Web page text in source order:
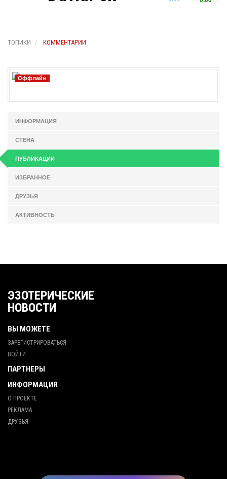
ТОПИКИ КОММЕНТАРИИ
Оффлайн
ИНФОРМАЦИЯ
СТЕНА
ПУБЛИКАЦИИ
ИЗБРАННОЕ
ДРУЗЬЯ
АКТИВНОСТЬ
ЭЗОТЕРИЧЕСКИЕ
НОВОСТИ
ВЫ МОЖЕТЕ
ЗАРЕГИСТРИРОВАТЬСЯ
ВОЙТИ
ПАРТНЕРЫ
ИНФОРМАЦИЯ
О ПРОЕКТЕ
РЕКЛАМА
ДРУЗЬЯ